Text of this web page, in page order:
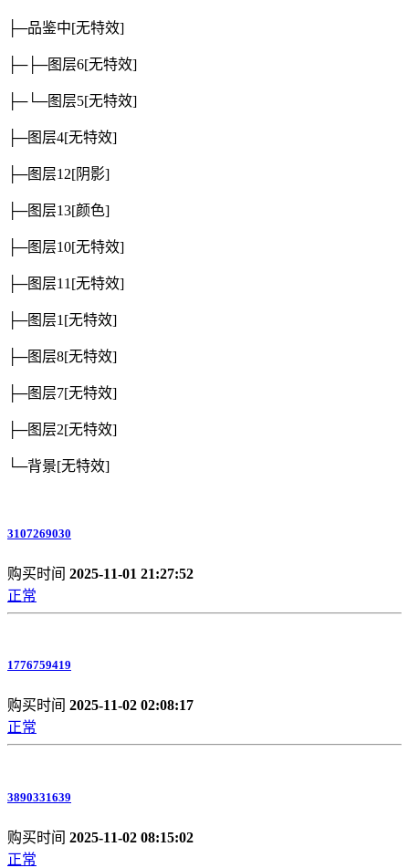
├─品鉴中[无特效]
├─├─图层6[无特效]
├─└─图层5[无特效]
├─图层4[无特效]
├─图层12[阴影]
├─图层13[颜色]
├─图层10[无特效]
├─图层11 [无特效]
├─图层1 [无特效]
├─图层8[无特效]
├─图层7[无特效]
├─图层2[无特效]
└─背景[无特效]
3107269030
购买时间 2025-11-01 21:27:52
正常
1776759419
购买时间 2025-11-02 02:08:17
正常
3890331639
购买时间 2025-11-02 08:15:02
正常